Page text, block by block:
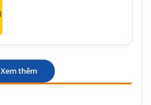
Xem thêm